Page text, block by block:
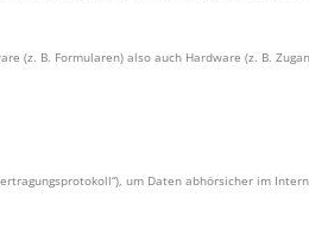
(z. B. Formularen) also auch Hardware (z. B.
um Daten abhörsicher im